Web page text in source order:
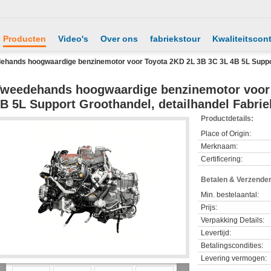
Producten Video's Over ons fabriekstour
hoogwaardige benzinemotor voor Toyota 2KD 2L 3B 3C 3L 4B 5L
hoogwaardige benzinemotor
5L Support Groothandel, detailhandel
Productdetails:
Place of Origin:
Merknaam:
Certificering:
Betalen &
Min. bestelaantal:
Prijs:
Verpakking Details:
Levertijd:
Betalingscondities:
Levering vermogen: